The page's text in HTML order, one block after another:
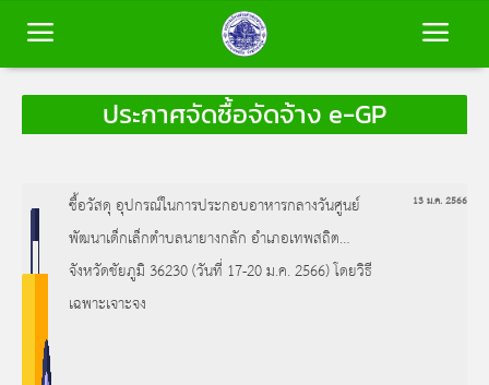
หน้าหลัก
ข้อมูลพื้นฐาน
บุคลากร
ข่าวสาร
ประกาศจัดซื้อจัดจ้าง e-GP
ซื้อวัสดุ อุปกรณ์ในการประกอบอาหารกลางวันศูนย์
พัฒนาเด็กเล็กตำบลนายางกลัก อำเภอเทพสถิต
จังหวัดชัยภูมิ 36230 (วันที่ 17-20 ม.ค. 2566) โดยวิธี
เฉพาะเจาะจง
13 ม.ค. 2566